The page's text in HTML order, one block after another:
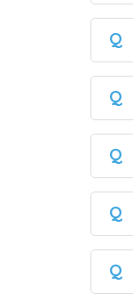
Q
Q
Q
Q
Q